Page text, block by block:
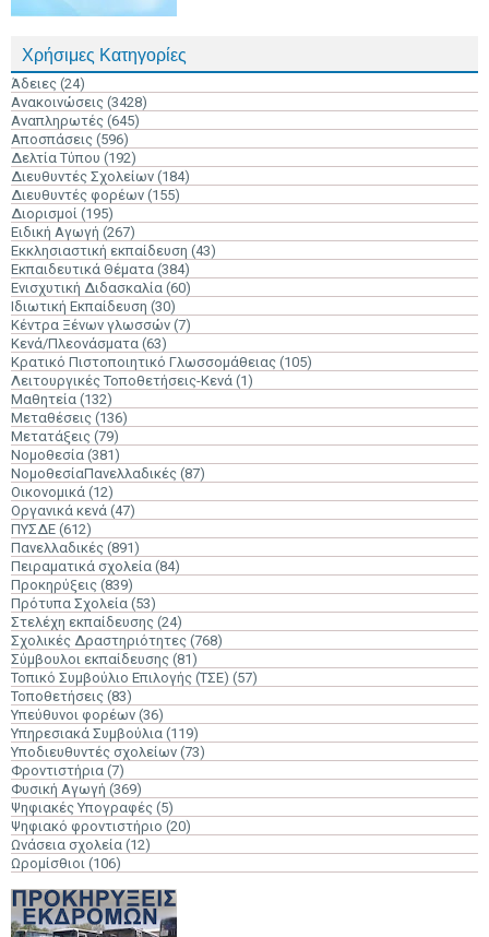
Χρήσιμες Κατηγορίες
Άδειες (24)
Ανακοινώσεις (3428)
Αναπληρωτές (645)
Αποσπάσεις (596)
Δελτία Τύπου (192)
Διευθυντές Σχολείων (184)
Διευθυντές φορέων (155)
Διορισμοί (195)
Ειδική Αγωγή (267)
Εκκλησιαστική εκπαίδευση (43)
Εκπαιδευτικά Θέματα (384)
Ενισχυτική Διδασκαλία (60)
Ιδιωτική Εκπαίδευση (30)
Κέντρα Ξένων γλωσσών (7)
Κενά/Πλεονάσματα (63)
Κρατικό Πιστοποιητικό Γλωσσομάθειας (105)
Λειτουργικές Τοποθετήσεις-Κενά (1)
Μαθητεία (132)
Μεταθέσεις (136)
Μετατάξεις (79)
Νομοθεσία (381)
ΝομοθεσίαΠανελλαδικές (87)
Οικονομικά (12)
Οργανικά κενά (47)
ΠΥΣΔΕ (612)
Πανελλαδικές (891)
Πειραματικά σχολεία (84)
Προκηρύξεις (839)
Πρότυπα Σχολεία (53)
Στελέχη εκπαίδευσης (24)
Σχολικές Δραστηριότητες (768)
Σύμβουλοι εκπαίδευσης (81)
Τοπικό Συμβούλιο Επιλογής (ΤΣΕ) (57)
Τοποθετήσεις (83)
Υπεύθυνοι φορέων (36)
Υπηρεσιακά Συμβούλια (119)
Υποδιευθυντές σχολείων (73)
Φροντιστήρια (7)
Φυσική Αγωγή (369)
Ψηφιακές Υπογραφές (5)
Ψηφιακό φροντιστήριο (20)
Ωνάσεια σχολεία (12)
Ωρομίσθιοι (106)